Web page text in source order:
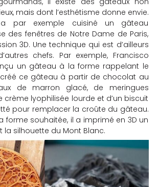
mais dont l’esthétisme donne envie.
a par exemple cuisiné un gâteau
des fenêtres de Notre Dame de Paris,
3D. Une technique qui est d’ailleurs
chefs. Par exemple, Francisco
un gâteau à la forme rappelant le
créé ce gâteau à partir de chocolat au
de marron glacé, de meringues
crème lyophilisée lourde et d’un biscuit
pour remplacer la croûte du gâteau.
forme souhaitée, il a imprimé en 3D un
la silhouette du Mont Blanc.